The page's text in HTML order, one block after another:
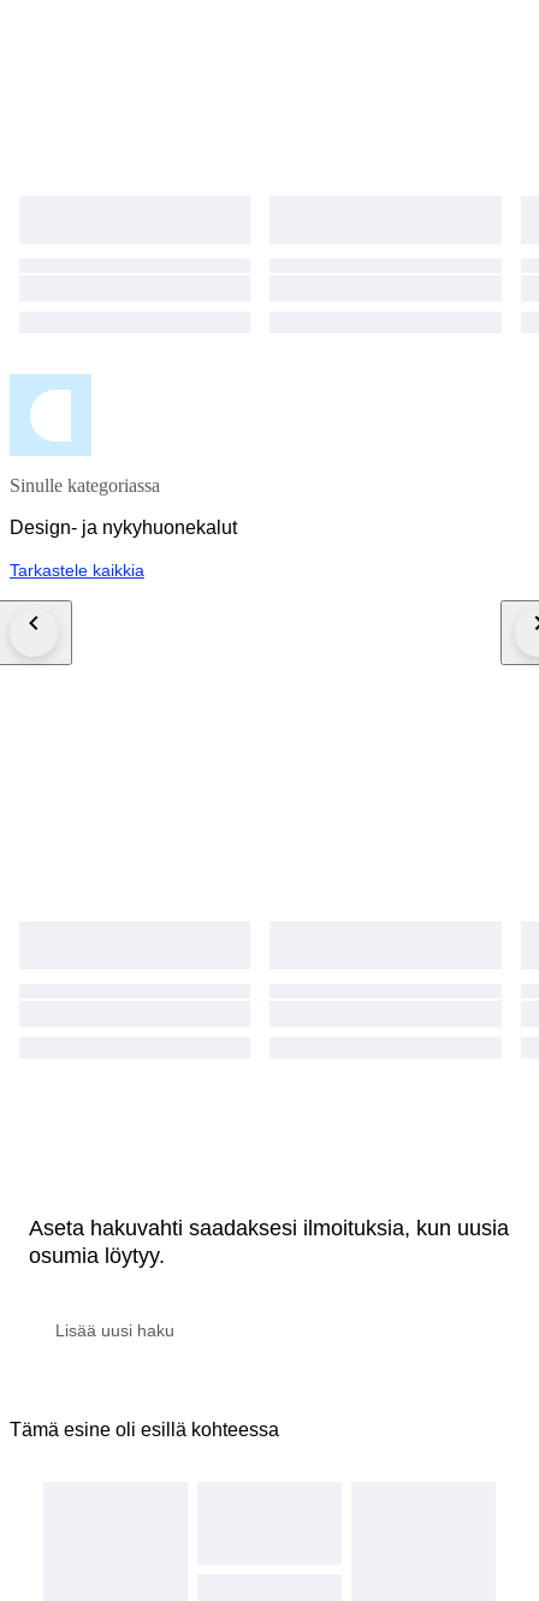
Sinulle kategoriassa
Design- ja nykyhuonekalut
Tarkastele kaikkia
Aseta hakuvahti saadaksesi ilmoituksia, kun uusia
osumia löytyy.
Tämä esine oli esillä kohteessa